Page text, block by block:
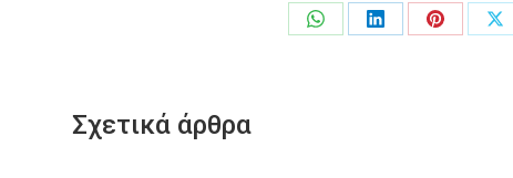
Share
Share
Share
Σχετικά άρθρα